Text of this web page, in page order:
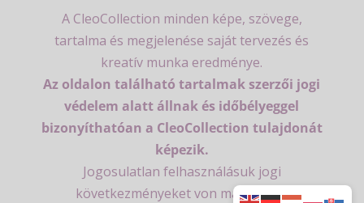
A CleoCollection minden képe, szövege,
tartalma és megjelenése saját tervezés és
kreatív munka eredménye.
Az oldalon található tartalmak szerzői jogi
védelem alatt állnak és időbélyeggel
bizonyíthatóan a CleoCollection tulajdonát
képezik.
Jogosulatlan felhasználásuk jogi
következményeket von maga után.